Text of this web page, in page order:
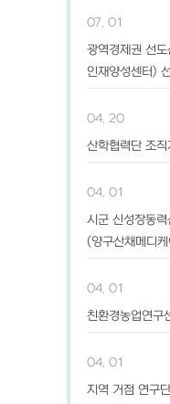
07. 01
광역경제권 선
인재양성센터)
04. 20
산학협력단 조
04. 01
시군 신성장동
(양구산채메디
04. 01
친환경농업연구
04. 01
지역 거점 연구